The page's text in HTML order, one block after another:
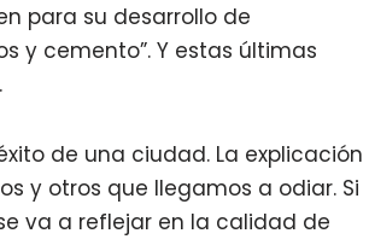
para su desarrollo de
y cemento”. Y estas últimas
de una ciudad. La explicación
y otros que llegamos a odiar. Si
va a reflejar en la calidad de